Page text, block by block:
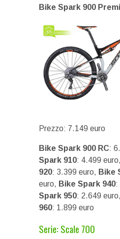
Bike Spark 900
Prezzo: 7.149 euro
Bike Spark 900 RC:
Spark 910: 4.499 euro,
920: 3.399 euro, Bike
euro, Bike Spark 940:
Spark 950: 2.649 euro,
960: 1.899 euro
Serie: Scale 700